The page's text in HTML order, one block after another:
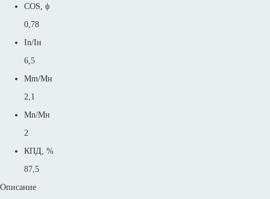
COS, ϕ
0,78
In/Iн
6,5
Mm/Mн
2,1
Mn/Mн
2
КПД, %
87,5
Описание